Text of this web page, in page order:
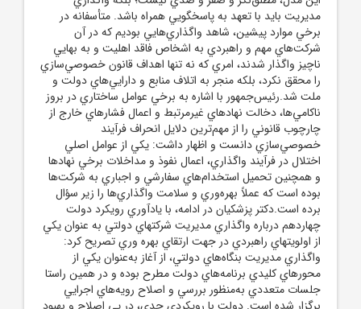
مديريت بايد با تعهد به پاسخگويي همراه باشد. متأسفانه در
برخي موارد پيشين، شاهد واگذاري‌هايي بوديم که در آن
شرکت‌هاي مهم و راهبردي به اشخاص فاقد اهليت و به بهايي
ناچيز واگذار شدند، امري که نه تنها اهداف قانون خصوصي‌سازي
را محقق نکرد، بلکه منجر به اتلاف منابع و دارايي‌هاي دولت و
ملت شد.رئيس‌جمهور با اشاره به برخي عوامل ساختاري در بروز
ناکامي‌ها، دخالت نهادهاي غيرمرتبط و اعمال فشارهاي خارج از
چارچوب قانوني را از مهم‌ترين دلايل انحراف فرآيند
خصوصي‌سازي دانست و اظهار داشت: يکي از عوامل اصلي
اختلال در فرآيند واگذاري، اعمال نفوذ و مداخلات برخي نهادها
و همچنين تحميل استخدام‌هاي سفارشي و اجباري به شرکت‌ها
بوده است که عملاً بهره‌وري و سلامت واگذاري‌ها را زير سؤال
برده است.دکتر پزشکيان در ادامه، با يادآوري رويکرد دولت
چهاردهم درباره واگذاري مديريت شرکتهاي دولتي به عنوان يکي
از اولويتهاي راهبردي در جهت ارتقاي بهره وري تصريح کرد‌:
واگذاري مديريت بنگاه‌هاي دولتي، از آغاز به‌عنوان يکي از
محورهاي کليدي برنامه‌هاي دولت مطرح بوده و در همين راستا
جلسات متعددي به‌منظور بررسي و اصلاح رويه‌هاي اجرايي